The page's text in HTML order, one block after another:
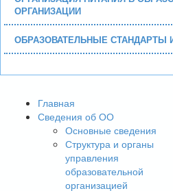
ОРГАНИЗАЦИИ
ОБРАЗОВАТЕЛЬНЫЕ СТАНДАРТЫ
Главная
Сведения об ОО
Основные сведения
Структура и органы
управления
образовательной
организацией